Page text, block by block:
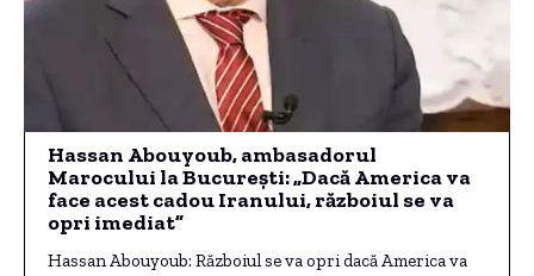
Hassan Abouyoub, ambasadorul
Marocului la București: „Dacă America va
face acest cadou Iranului, războiul se va
opri imediat”
Hassan Abouyoub: Războiul se va opri dacă America va